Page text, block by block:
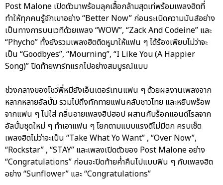
Post Malone เปิดตัวมาพร้อมลุคเสื้อกล้ามสุดเท่พร้อมเพลงฮิตที่
ทำให้ทุกคนรู้จักเขาอย่าง “Better Now” ก่อนระเบิดความมันส์อย่าง
เป็นทางการบนเวทีด้วยเพลง “WOW”, “Zack And Codeine” และ
“Phycho” ทั้งยังรวมเพลงฮิตติดหูมาให้แฟน ๆ ได้ร้องเพียบไม่ว่าจะ
เป็น “Goodbyes”, “Mourning”, “I Like You (A Happier
Song)” ปิดท้ายพาร์ทแรกไปอย่างสมบูรณ์แบบ
ช่วงกลางของโชว์พี่หมียังเอ็นเตอร์เทนแฟน ๆ ด้วยผลงานเพลงจาก
หลากหลายอัลบั้ม รวมไปถึงทักทายแฟนคลับชาวไทย และหยิบพร็อพ
จากแฟน ๆ ไปใส่ กลิ่นอายเพลงฮิปฮอป ผสานกับร็อกแอนด์โรลจาก
อัลบั้มชุดใหม่ ๆ ทำเอาแฟน ๆ โยกตามแบบแรงดีไม่มีตก ครบเซ็ต
เพลงฮิตไม่ว่าจะเป็น “Take What Yo Want” , “Over Now”,
“Rockstar” , “STAY” และเพลงเปิดตัวของ Post Malone อย่าง
“Congratulations” ก่อนจะปิดท้ายค่ำคืนไปแบบฟิน ๆ กับเพลงฮิต
อย่าง “Sunflower” และ “Congratulations”